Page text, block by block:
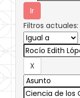
Filtros actuales: